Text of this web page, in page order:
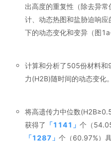
出高度的重复性（除去异
计、动态热图和盐胁迫响
下的动态变化和变异（图
计算和分析了505份材料和
力(H2B)随时间的动态变化
将高遗传力中位数
获得了 「1141 」 个（
「1287 」 个（60.97%）